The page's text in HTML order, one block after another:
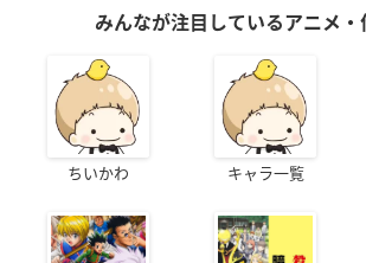
みんなが注目しているアニメ・
ちいかわ キャラ一覧